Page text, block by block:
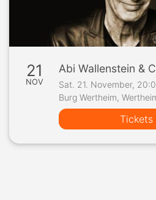
21
NOV
Sat. 21. November,
Burg Wertheim,
Tickets